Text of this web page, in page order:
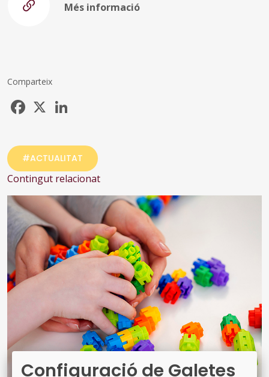
Més informació
Comparteix
Facebook
#ACTUALITAT
Contingut relacionat
Configuració de Galetes